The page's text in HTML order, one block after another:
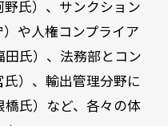
氏）、サンクション
や人権コンプライア
氏）、法務部とコン
）、輸出管理分野に
氏）など、各々の体